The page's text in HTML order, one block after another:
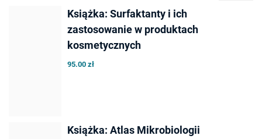
Książka: Surfaktanty i ich
zastosowanie w produktach
kosmetycznych
95.00 zł
Książka: Atlas Mikrobiologii